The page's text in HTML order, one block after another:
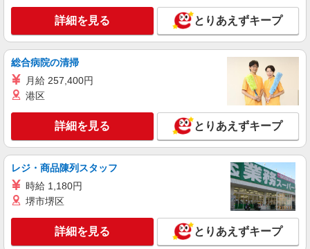
詳細を見る とりあえずキープ
総合病院の清掃
月給 257,400円
港区
詳細を見る とりあえずキープ
レジ・商品陳列スタッフ
時給 1,180円
堺市堺区
詳細を見る とりあえずキープ